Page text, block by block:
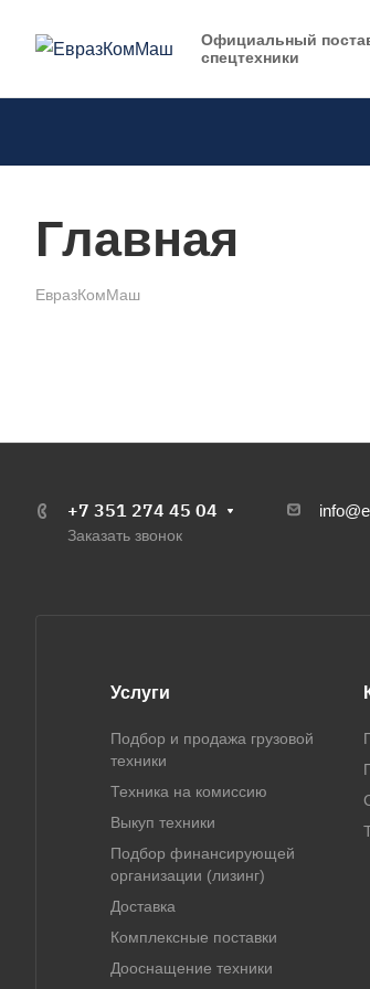
Официальный
спецтехники
Главная
ЕвразКомМаш
+7 351 274 45 04
Заказать звонок
Услуги
Подбор и продажа грузовой
техники
Техника на комиссию
Выкуп техники
Подбор финансирующей
организации (лизинг)
Доставка
Комплексные поставки
Дооснащение техники